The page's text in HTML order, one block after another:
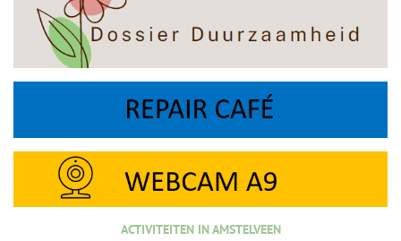
ACTIVITEITEN IN AMSTELVEEN